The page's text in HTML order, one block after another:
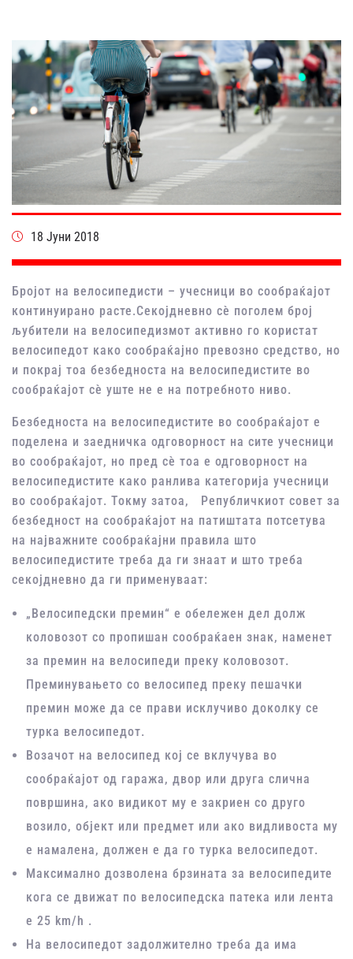
18 Јуни 2018
Бројот на велосипедисти – учесници во сообраќајот
континуирано расте.Секојдневно сѐ поголем број
љубители на велосипедизмот активно го користат
велосипедот како сообраќајно превозно средство, но
и покрај тоа безбедноста на велосипедистите во
сообраќајот сѐ уште не е на потребното ниво.
Безбедноста на велосипедистите во сообраќајот е
поделена и заедничка одговорност на сите учесници
во сообраќајот, но пред сѐ тоа е одговорност на
велосипедистите како ранлива категорија учесници
во сообраќајот. Токму затоа, Републичкиот совет за
безбедност на сообраќајот на патиштата потсетува
на најважните сообраќајни правила што
велосипедистите треба да ги знаат и што треба
секојдневно да ги применуваат:
„Велосипедски премин“ е обележен дел долж
коловозот со пропишан сообраќаен знак, наменет
за премин на велосипеди преку коловозот.
Преминувањето со велосипед преку пешачки
премин може да се прави исклучиво доколку се
турка велосипедот.
Возачот на велосипед кој се вклучува во
сообраќајот од гаража, двор или друга слична
површина, ако видикот му е закриен со друго
возило, објект или предмет или ако видливоста му
е намалена, должен е да го турка велосипедот.
Максимално дозволена брзината за велосипедите
кога се движат по велосипедска патека или лента
е 25 km/h .
На велосипедот задолжително треба да има